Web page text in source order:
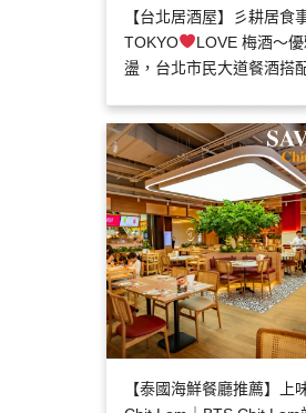
【台北居酒屋】彡耕居食
TOKYO
LOVE 梅酒～
盪，台北市民大道餐酒搭
【泰國海鮮餐廳推薦】上